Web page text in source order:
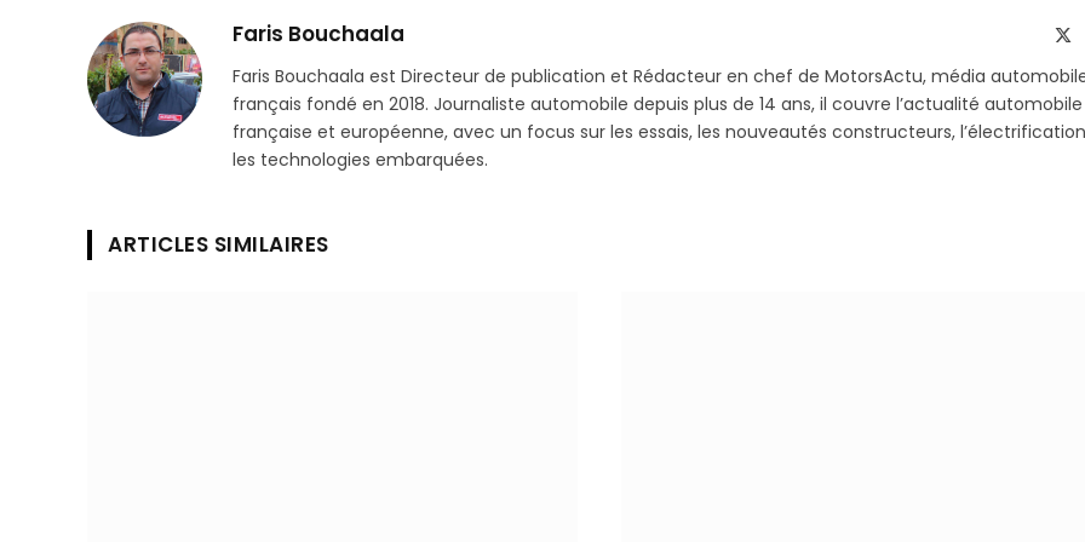
Faris Bouchaala
Faris Bouchaala est Directeur de publication et Rédacteur en chef de MotorsActu, média
français fondé en 2018. Journaliste automobile depuis plus de 14 ans, il couvre l’actualité automobile
française et européenne, avec un focus sur les essais, les nouveautés constructeurs,
les technologies embarquées.
ARTICLES SIMILAIRES